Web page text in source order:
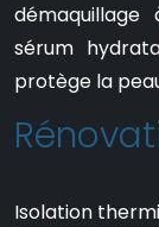
démaquillage
sérum
protège la
Isolation